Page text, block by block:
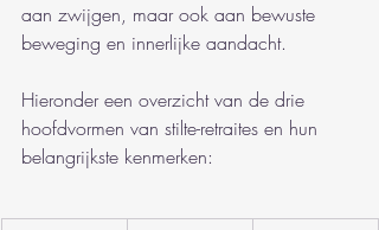
aan zwijgen, maar ook aan bewuste
beweging en innerlijke aandacht.
Hieronder een overzicht van de drie
hoofdvormen van stilte-retraites en hun
belangrijkste kenmerken: